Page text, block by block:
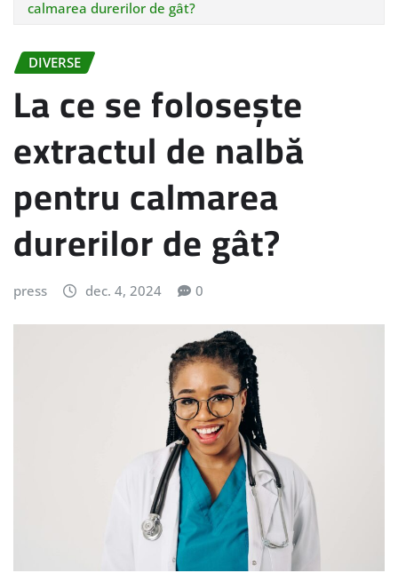
calmarea durerilor de gât?
DIVERSE
La ce se folosește
extractul de nalbă
pentru calmarea
durerilor de gât?
press dec. 4, 2024 0